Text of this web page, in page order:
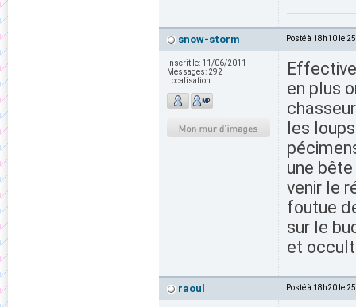
snow-storm Posté à 18h10 le
Inscrit le: 11/06/2011
Messages: 292
Localisation:
en plus
les
une
venir le
foutue
sur le
et
raoul Posté à 18h20 le